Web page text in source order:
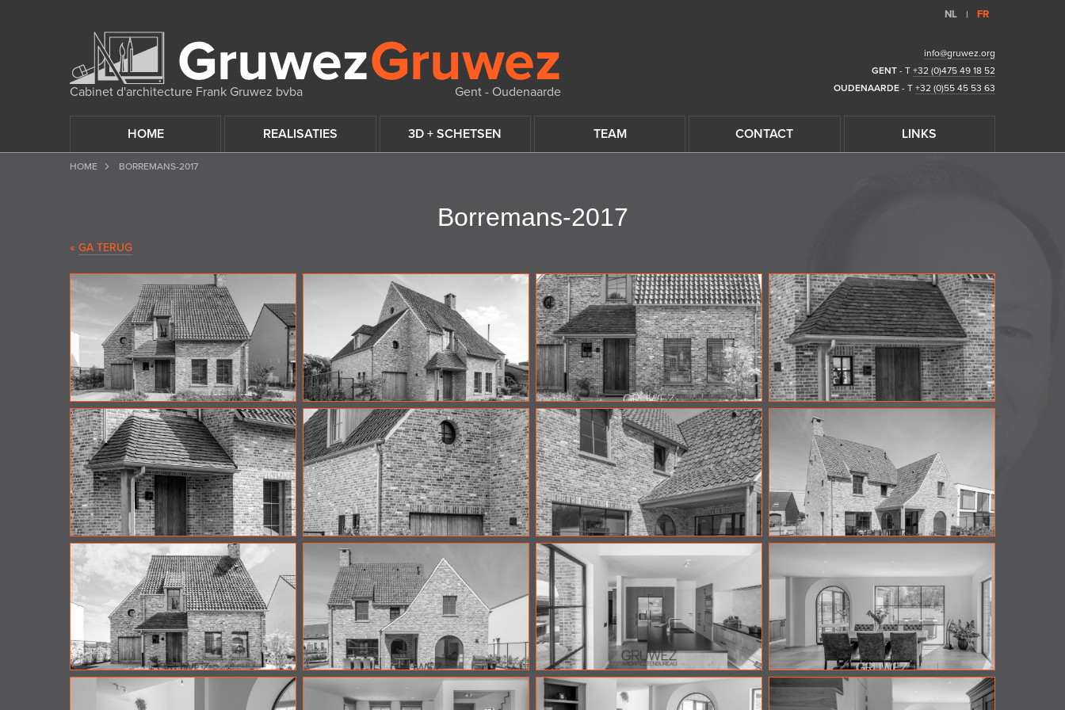
NL | FR
Cabinet d'architecture Frank Gruwez bvba Gent - Oudenaarde
info@gruwez.org
GENT - T +32 (0)475 49 18 52
OUDENAARDE - T +32 (0)55 45 53 63
HOME REALISATIES 3D + SCHETSEN TEAM CONTACT LINKS
HOME BORREMANS-2017
Borremans-2017
« GA TERUG